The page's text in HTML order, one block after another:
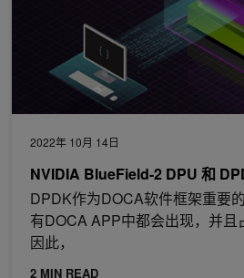
2022年 10月 14日
NVIDIA BlueField-2 DPU 和
DPDK作为DOCA软件框架重要
有DOCA APP中都会出现，并且
因此，
2 MIN READ